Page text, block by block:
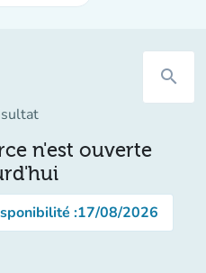
search
n'est ouverte
:17/08/2026